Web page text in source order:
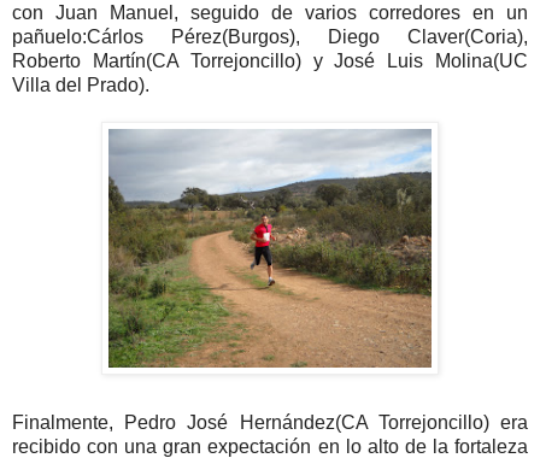
con Juan Manuel, seguido de varios corredores en un
pañuelo:Cárlos Pérez(Burgos), Diego Claver(Coria),
Roberto Martín(CA Torrejoncillo) y José Luis Molina(UC
Villa del Prado).
Finalmente, Pedro José Hernández(CA Torrejoncillo) era
recibido con una gran expectación en lo alto de la fortaleza